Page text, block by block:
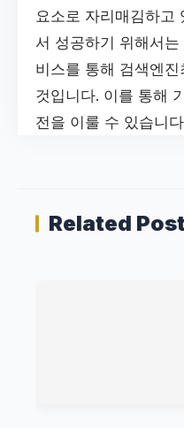
요소로 자리매김하고
서 성공하기 위해서는
비스를 통해 검색엔
것입니다. 이를 통해
전을 이룰 수 있습니
Related